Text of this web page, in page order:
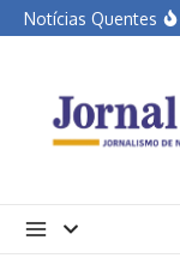
Ir para o conteúdo
Notícias Quentes
Novas